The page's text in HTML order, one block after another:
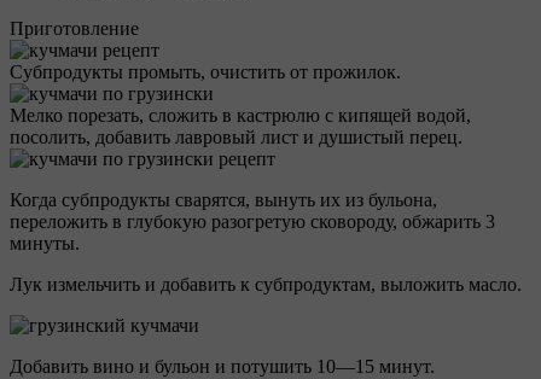
Приготовление
Субпродукты промыть, очистить от прожилок.
Мелко порезать, сложить в кастрюлю с кипящей водой,
посолить, добавить лавровый лист и душистый перец.
Когда субпродукты сварятся, вынуть их из бульона,
переложить в глубокую разогретую сковороду, обжарить 3
минуты.
Лук измельчить и добавить к субпродуктам, выложить масло.
Добавить вино и бульон и потушить 10—15 минут.